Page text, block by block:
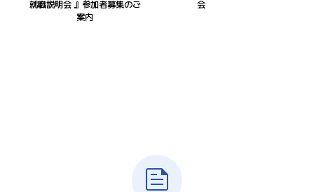
就職説明会 』参加者募集のご
案内
会